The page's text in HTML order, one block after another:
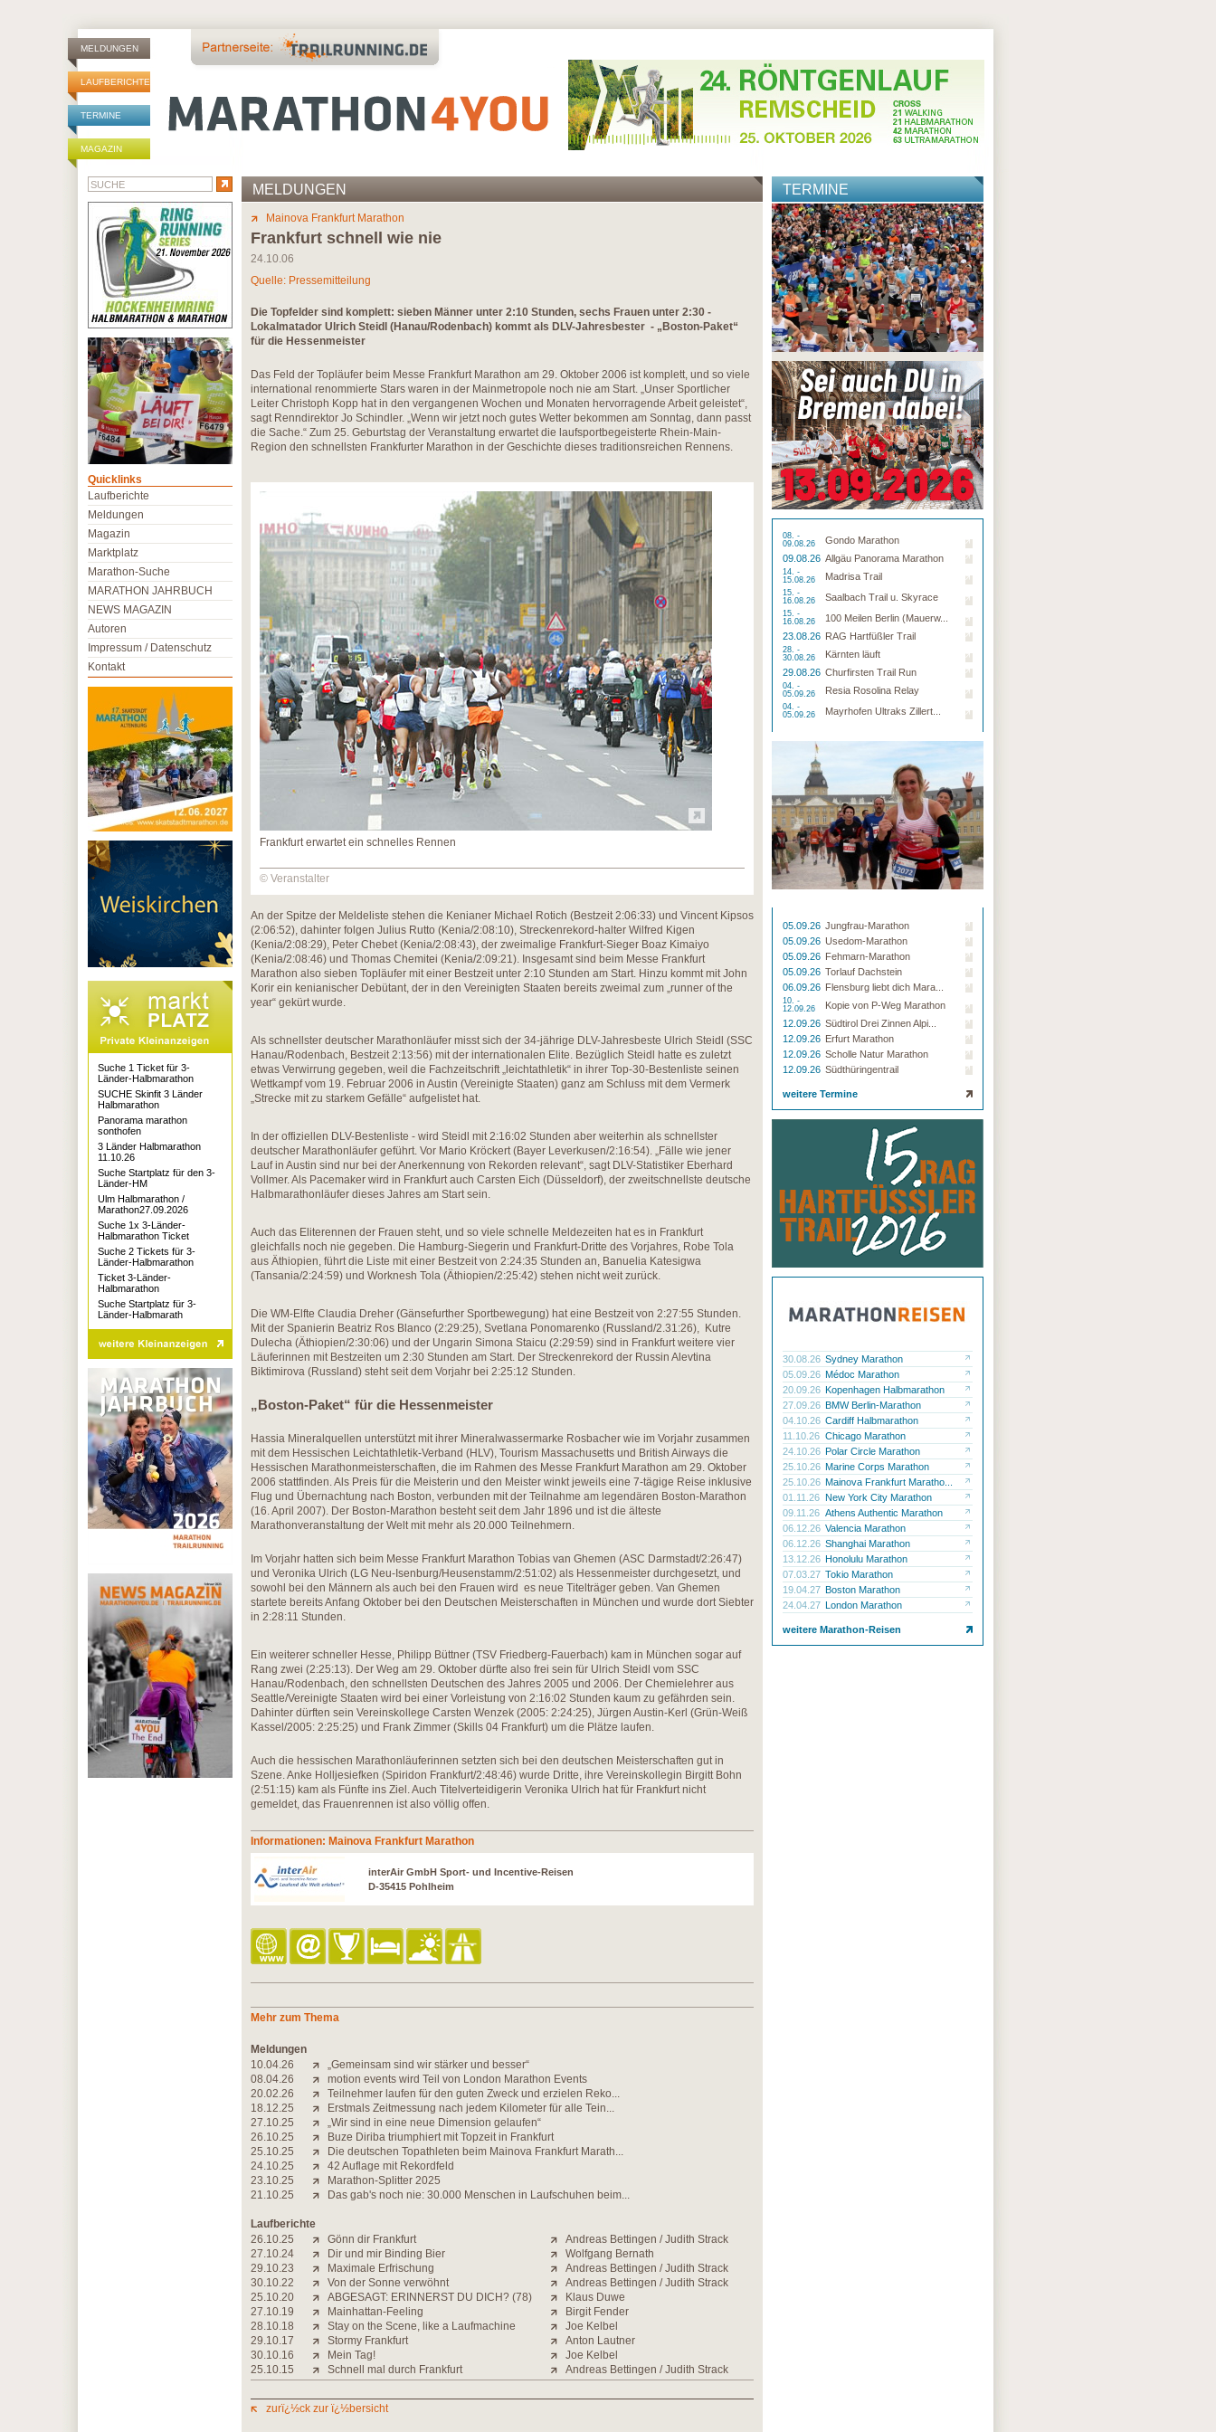
MELDUNGEN
LAUFBERICHTE
TERMINE
MAGAZIN
MELDUNGEN
Mainova Frankfurt Marathon
Frankfurt schnell wie nie
24.10.06
Quelle: Pressemitteilung
Die Topfelder sind komplett: sieben Männer unter 2:10 Stunden, sechs Frauen unter 2:30 -
Lokalmatador Ulrich Steidl (Hanau/Rodenbach) kommt als DLV-Jahresbester - „Boston-Paket“
für die Hessenmeister
Das Feld der Topläufer beim Messe Frankfurt Marathon am 29. Oktober 2006 ist komplett, und so viele
international renommierte Stars waren in der Mainmetropole noch nie am Start. „Unser Sportlicher
Leiter Christoph Kopp hat in den vergangenen Wochen und Monaten hervorragende Arbeit geleistet“,
sagt Renndirektor Jo Schindler. „Wenn wir jetzt noch gutes Wetter bekommen am Sonntag, dann passt
die Sache.“ Zum 25. Geburtstag der Veranstaltung erwartet die laufsportbegeisterte Rhein-Main-
Region den schnellsten Frankfurter Marathon in der Geschichte dieses traditionsreichen Rennens.
Frankfurt erwartet ein schnelles Rennen
© Veranstalter
An der Spitze der Meldeliste stehen die Kenianer Michael Rotich (Bestzeit 2:06:33) und Vincent Kipsos
(2:06:52), dahinter folgen Julius Rutto (Kenia/2:08:10), Streckenrekord-halter Wilfred Kigen
(Kenia/2:08:29), Peter Chebet (Kenia/2:08:43), der zweimalige Frankfurt-Sieger Boaz Kimaiyo
(Kenia/2:08:46) und Thomas Chemitei (Kenia/2:09:21). Insgesamt sind beim Messe Frankfurt
Marathon also sieben Topläufer mit einer Bestzeit unter 2:10 Stunden am Start. Hinzu kommt mit John
Korir ein kenianischer Debütant, der in den Vereinigten Staaten bereits zweimal zum „runner of the
year“ gekürt wurde.
Als schnellster deutscher Marathonläufer misst sich der 34-jährige DLV-Jahresbeste Ulrich Steidl (SSC
Hanau/Rodenbach, Bestzeit 2:13:56) mit der internationalen Elite. Bezüglich Steidl hatte es zuletzt
etwas Verwirrung gegeben, weil die Fachzeitschrift „leichtathletik“ in ihrer Top-30-Bestenliste seinen
Wettkampf vom 19. Februar 2006 in Austin (Vereinigte Staaten) ganz am Schluss mit dem Vermerk
„Strecke mit zu starkem Gefälle“ aufgelistet hat.
In der offiziellen DLV-Bestenliste - wird Steidl mit 2:16:02 Stunden aber weiterhin als schnellster
deutscher Marathonläufer geführt. Vor Mario Kröckert (Bayer Leverkusen/2:16:54). „Fälle wie jener
Lauf in Austin sind nur bei der Anerkennung von Rekorden relevant“, sagt DLV-Statistiker Eberhard
Vollmer. Als Pacemaker wird in Frankfurt auch Carsten Eich (Düsseldorf), der zweitschnellste deutsche
Halbmarathonläufer dieses Jahres am Start sein.
Auch das Eliterennen der Frauen steht, und so viele schnelle Meldezeiten hat es in Frankfurt
gleichfalls noch nie gegeben. Die Hamburg-Siegerin und Frankfurt-Dritte des Vorjahres, Robe Tola
aus Äthiopien, führt die Liste mit einer Bestzeit von 2:24:35 Stunden an, Banuelia Katesigwa
(Tansania/2:24:59) und Worknesh Tola (Äthiopien/2:25:42) stehen nicht weit zurück.
Die WM-Elfte Claudia Dreher (Gänsefurther Sportbewegung) hat eine Bestzeit von 2:27:55 Stunden.
Mit der Spanierin Beatriz Ros Blanco (2:29:25), Svetlana Ponomarenko (Russland/2.31:26), Kutre
Dulecha (Äthiopien/2:30:06) und der Ungarin Simona Staicu (2:29:59) sind in Frankfurt weitere vier
Läuferinnen mit Bestzeiten um 2:30 Stunden am Start. Der Streckenrekord der Russin Alevtina
Biktimirova (Russland) steht seit dem Vorjahr bei 2:25:12 Stunden.
„Boston-Paket“ für die Hessenmeister
Hassia Mineralquellen unterstützt mit ihrer Mineralwassermarke Rosbacher wie im Vorjahr zusammen
mit dem Hessischen Leichtathletik-Verband (HLV), Tourism Massachusetts und British Airways die
Hessischen Marathonmeisterschaften, die im Rahmen des Messe Frankfurt Marathon am 29. Oktober
2006 stattfinden. Als Preis für die Meisterin und den Meister winkt jeweils eine 7-tägige Reise inklusive
Flug und Übernachtung nach Boston, verbunden mit der Teilnahme am legendären Boston-Marathon
(16. April 2007). Der Boston-Marathon besteht seit dem Jahr 1896 und ist die älteste
Marathonveranstaltung der Welt mit mehr als 20.000 Teilnehmern.
Im Vorjahr hatten sich beim Messe Frankfurt Marathon Tobias van Ghemen (ASC Darmstadt/2:26:47)
und Veronika Ulrich (LG Neu-Isenburg/Heusenstamm/2:51:02) als Hessenmeister durchgesetzt, und
sowohl bei den Männern als auch bei den Frauen wird es neue Titelträger geben. Van Ghemen
startete bereits Anfang Oktober bei den Deutschen Meisterschaften in München und wurde dort Siebter
in 2:28:11 Stunden.
Ein weiterer schneller Hesse, Philipp Büttner (TSV Friedberg-Fauerbach) kam in München sogar auf
Rang zwei (2:25:13). Der Weg am 29. Oktober dürfte also frei sein für Ulrich Steidl vom SSC
Hanau/Rodenbach, den schnellsten Deutschen des Jahres 2005 und 2006. Der Chemielehrer aus
Seattle/Vereinigte Staaten wird bei einer Vorleistung von 2:16:02 Stunden kaum zu gefährden sein.
Dahinter dürften sein Vereinskollege Carsten Wenzek (2005: 2:24:25), Jürgen Austin-Kerl (Grün-Weiß
Kassel/2005: 2:25:25) und Frank Zimmer (Skills 04 Frankfurt) um die Plätze laufen.
Auch die hessischen Marathonläuferinnen setzten sich bei den deutschen Meisterschaften gut in
Szene. Anke Holljesiefken (Spiridon Frankfurt/2:48:46) wurde Dritte, ihre Vereinskollegin Birgitt Bohn
(2:51:15) kam als Fünfte ins Ziel. Auch Titelverteidigerin Veronika Ulrich hat für Frankfurt nicht
gemeldet, das Frauenrennen ist also völlig offen.
Informationen: Mainova Frankfurt Marathon
interAir GmbH Sport- und Incentive-Reisen
D-35415 Pohlheim
Mehr zum Thema
Meldungen
10.04.26
„Gemeinsam sind wir stärker und besser“
08.04.26
motion events wird Teil von London Marathon Events
20.02.26
Teilnehmer laufen für den guten Zweck und erzielen Reko...
18.12.25
Erstmals Zeitmessung nach jedem Kilometer für alle Tein...
27.10.25
„Wir sind in eine neue Dimension gelaufen“
26.10.25
Buze Diriba triumphiert mit Topzeit in Frankfurt
25.10.25
Die deutschen Topathleten beim Mainova Frankfurt Marath...
24.10.25
42 Auflage mit Rekordfeld
23.10.25
Marathon-Splitter 2025
21.10.25
Das gab's noch nie: 30.000 Menschen in Laufschuhen beim...
Laufberichte
26.10.25
Gönn dir Frankfurt
Andreas Bettingen / Judith Strack
27.10.24
Dir und mir Binding Bier
Wolfgang Bernath
29.10.23
Maximale Erfrischung
Andreas Bettingen / Judith Strack
30.10.22
Von der Sonne verwöhnt
Andreas Bettingen / Judith Strack
25.10.20
ABGESAGT: ERINNERST DU DICH? (78)
Klaus Duwe
27.10.19
Mainhattan-Feeling
Birgit Fender
28.10.18
Stay on the Scene, like a Laufmachine
Joe Kelbel
29.10.17
Stormy Frankfurt
Anton Lautner
30.10.16
Mein Tag!
Joe Kelbel
25.10.15
Schnell mal durch Frankfurt Andreas Bettingen / Judith Strack
zurï¿½ck zur ï¿½bersicht
TERMINE
08. -
09.08.26
Gondo Marathon
09.08.26 Allgäu Panorama Marathon
14. -
15.08.26
Madrisa Trail
15. -
16.08.26
Saalbach Trail u. Skyrace
15. -
16.08.26
100 Meilen Berlin (Mauerw...
23.08.26 RAG Hartfüßler Trail
28. -
30.08.26
Kärnten läuft
29.08.26 Churfirsten Trail Run
04. -
05.09.26
Resia Rosolina Relay
04. -
05.09.26
Mayrhofen Ultraks Zillert...
05.09.26 Jungfrau-Marathon
05.09.26 Usedom-Marathon
05.09.26 Fehmarn-Marathon
05.09.26 Torlauf Dachstein
06.09.26 Flensburg liebt dich Mara...
10. -
12.09.26
Kopie von P-Weg Marathon
12.09.26 Südtirol Drei Zinnen Alpi...
12.09.26 Erfurt Marathon
12.09.26 Scholle Natur Marathon
12.09.26 Südthüringentrail
weitere Termine
30.08.26 Sydney Marathon
05.09.26 Médoc Marathon
20.09.26 Kopenhagen Halbmarathon
27.09.26 BMW Berlin-Marathon
04.10.26 Cardiff Halbmarathon
11.10.26 Chicago Marathon
24.10.26 Polar Circle Marathon
25.10.26 Marine Corps Marathon
25.10.26 Mainova Frankfurt Maratho...
01.11.26 New York City Marathon
09.11.26 Athens Authentic Marathon
06.12.26 Valencia Marathon
06.12.26 Shanghai Marathon
13.12.26 Honolulu Marathon
07.03.27 Tokio Marathon
19.04.27 Boston Marathon
24.04.27 London Marathon
weitere Marathon-Reisen
Quicklinks
Laufberichte
Meldungen
Magazin
Marktplatz
Marathon-Suche
MARATHON JAHRBUCH
NEWS MAGAZIN
Autoren
Impressum / Datenschutz
Kontakt
Suche 1 Ticket für 3-
Länder-Halbmarathon
SUCHE Skinfit 3 Länder
Halbmarathon
Panorama marathon
sonthofen
3 Länder Halbmarathon
11.10.26
Suche Startplatz für den 3-
Länder-HM
Ulm Halbmarathon /
Marathon27.09.2026
Suche 1x 3-Länder-
Halbmarathon Ticket
Suche 2 Tickets für 3-
Länder-Halbmarathon
Ticket 3-Länder-
Halbmarathon
Suche Startplatz für 3-
Länder-Halbmarath